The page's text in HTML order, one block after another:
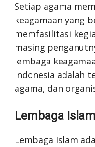
Setiap agama
keagamaan yang
memfasilitasi
masing
lembaga
Indonesia adalah
agama, dan
Lembaga Islam
Lembaga Islam